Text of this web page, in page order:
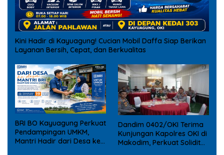
Kini Hadir di Kayuagung! Cucian Mobil Daffa Siap Berikan
Layanan Bersih, Cepat, dan Berkualitas
BRI BO Kayuagung Perkuat
Pendampingan UMKM,
Mantri Hadir dari Desa ke
Dandim 0402/OKI Terima
Kunjungan Kapolres OKI di
Makodim, Perkuat Soliditas